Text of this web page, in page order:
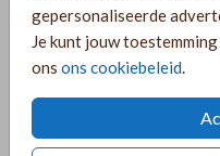
gepersonaliseerde
Je kunt jouw
ons ons cookiebeleid.
OMSCHRIJVING
Prijs:€ 0,45 per 1